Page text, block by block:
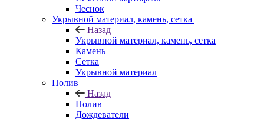
Чеснок
Укрывной материал, камень, сетка
Назад
Укрывной материал, камень, сетка
Камень
Сетка
Укрывной материал
Полив
Назад
Полив
Дождеватели